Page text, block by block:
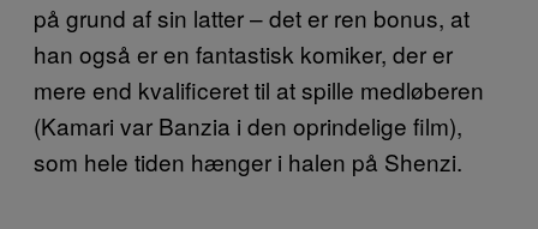
på grund af sin latter – det er ren bonus, at
han også er en fantastisk komiker, der er
mere end kvalificeret til at spille medløberen
(Kamari var Banzia i den oprindelige film),
som hele tiden hænger i halen på Shenzi.